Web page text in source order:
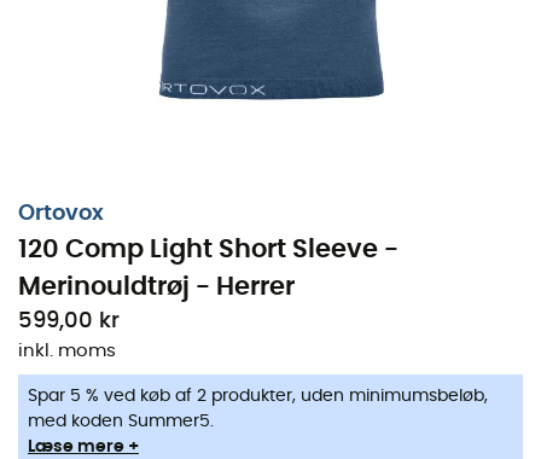
Ortovox
120 Comp Light Short Sleeve -
Merinouldtrøj - Herrer
599,00 kr
inkl. moms
Spar 5 % ved køb af 2 produkter, uden minimumsbeløb,
med koden Summer5.
Læse mere +